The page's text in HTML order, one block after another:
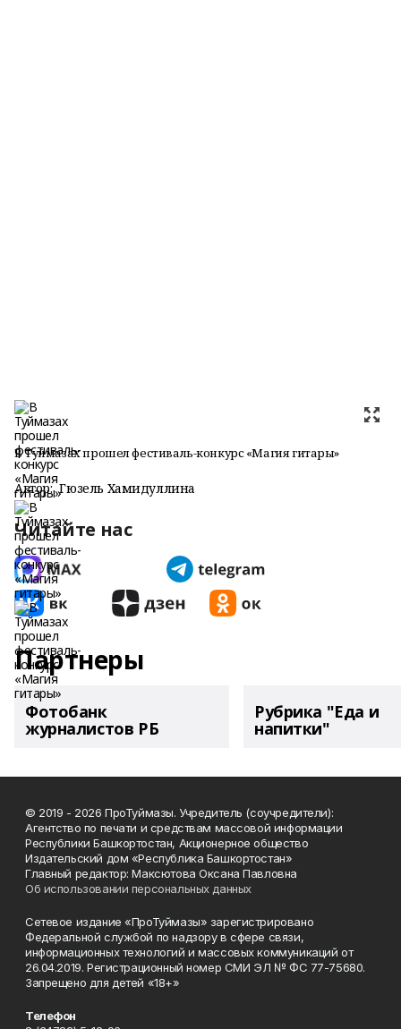
В Туймазах прошел фестиваль-конкурс «Магия гитары»
Автор: Гюзель Хамидуллина
Читайте нас
Партнеры
Фотобанк
журналистов РБ
Рубрика "Еда и
напитки"
© 2019 - 2026 ПроТуймазы. Учредитель (соучредители):
Агентство по печати и средствам массовой информации
Республики Башкортостан, Акционерное общество
Издательский дом «Республика Башкортостан»
Главный редактор: Максютова Оксана Павловна
Об использовании персональных данных
Сетевое издание «ПроТуймазы» зарегистрировано
Федеральной службой по надзору в сфере связи,
информационных технологий и массовых коммуникаций от
26.04.2019. Регистрационный номер СМИ ЭЛ № ФС 77-75680.
Запрещено для детей «18+»
Телефон